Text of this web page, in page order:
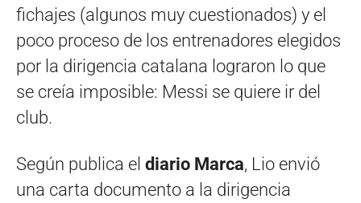
fichajes (algunos muy cuestionados) y el
poco proceso de los entrenadores elegidos
por la dirigencia catalana lograron lo que
se creía imposible: Messi se quiere ir del
club.
Según publica el diario Marca, Lio envió
una carta documento a la dirigencia